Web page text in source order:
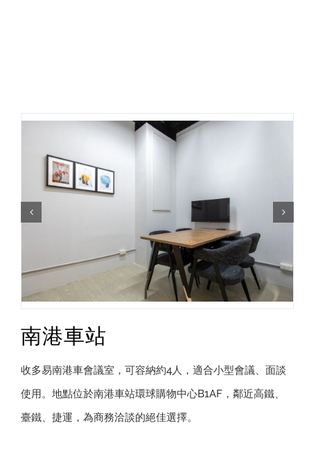
南港車站
收多易南港車會議室，可容納約4人，適合小型會議、面談
使用。地點位於南港車站環球購物中心B1AF，鄰近高鐵、
臺鐵、捷運，為商務洽談的絕佳選擇。